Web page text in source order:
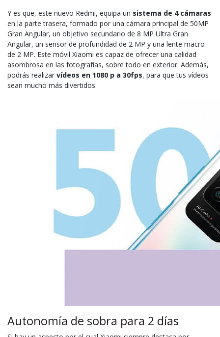
Y es que, este nuevo Redmi, equipa un sistema de 4 cámaras
en la parte trasera, formado por una cámara principal de 50MP
Gran Angular, un objetivo secundario de 8 MP Ultra Gran
Angular, un sensor de profundidad de 2 MP y una lente macro
de 2 MP. Este móvil Xiaomi es capaz de ofrecer una calidad
asombrosa en las fotografías, sobre todo en exterior. Además,
podrás realizar vídeos en 1080 p a 30fps, para que tus vídeos
sean mucho más divertidos.
Autonomía de sobra para 2 días